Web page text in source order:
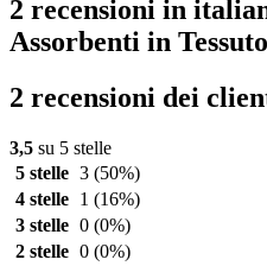
2 recensioni in
Assorbenti in
2 recensioni dei
3,5 su 5 stelle
5 stelle 3 (50%)
4 stelle
1 (16%)
3 stelle 0 (0%)
2 stelle 0 (0%)